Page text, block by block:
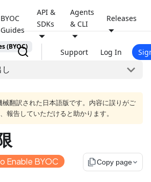
BYOC
Guides
API &
SDKs
Agents
& CLI
Releases
Support Log In
(BYOC)
翻訳された日本語版です。内容に誤りがご
報告していただけると助かります。
Enable BYOC file_copyCopy page